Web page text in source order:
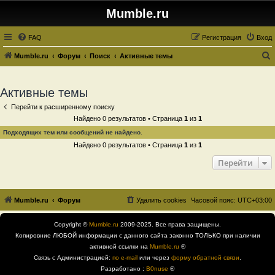
Mumble.ru
FAQ Вход
Регистрация
Mumble.ru Форум Поиск Активные темы
Активные темы
Перейти к расширенному поиску
Найдено 0 результатов • Страница 1из 1
Подходящих тем или сообщений не найдено.
Найдено 0 результатов • Страница 1из 1
Перейти
Mumble.ru Форум Часовой пояс: UTC+03:00
Удалить cookies
Copyright ©Mumble.ru 2009-2025. Все права защищены.
Копировние ЛЮБОЙ информации с данного сайта законно ТОЛЬКО при наличии
активной ссылки на Mumble.ru ®
Связь с Администрацией: по e-mail или через форму обратной связи
Разработано : B0nuse ®